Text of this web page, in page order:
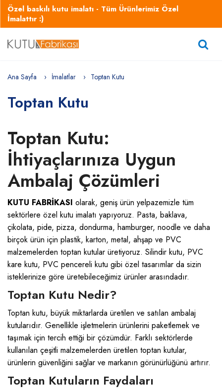
Özel baskılı kutu imalatı - Tüm Ürünlerimiz Özel
İmalattır :)
Ana Sayfa İmalatlar Toptan Kutu
Toptan Kutu
Toptan Kutu:
İhtiyaçlarınıza Uygun
Ambalaj Çözümleri
KUTU FABRİKASI olarak, geniş ürün yelpazemizle tüm
sektörlere özel kutu imalatı yapıyoruz. Pasta, baklava,
çikolata, pide, pizza, dondurma, hamburger, noodle ve daha
birçok ürün için plastik, karton, metal, ahşap ve PVC
malzemelerden toptan kutular üretiyoruz. Silindir kutu, PVC
kare kutu, PVC pencereli kutu gibi özel tasarımlar da sizin
isteklerinize göre üretebileceğimiz ürünler arasındadır.
Toptan Kutu Nedir?
Toptan kutu, büyük miktarlarda üretilen ve satılan ambalaj
kutularıdır. Genellikle işletmelerin ürünlerini paketlemek ve
taşımak için tercih ettiği bir çözümdür. Farklı sektörlerde
kullanılan çeşitli malzemelerden üretilen toptan kutular,
ürünlerin güvenliğini sağlar ve markanın görünürlüğünü artırır.
Toptan Kutuların Faydaları